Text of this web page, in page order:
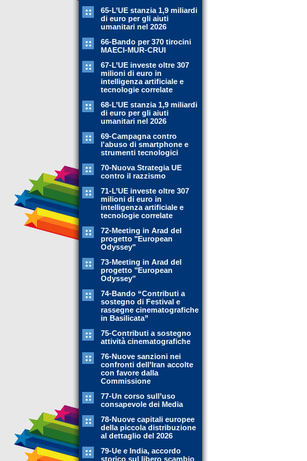
65-L’UE stanzia 1,9 miliardi
di euro per gli aiuti
umanitari nel 2026
66-Bando per 370 tirocini
MAECI-MUR-CRUI
67-L’UE investe oltre 307
milioni di euro in
intelligenza artificiale e
tecnologie correlate
68-L’UE stanzia 1,9 miliardi
di euro per gli aiuti
umanitari nel 2026
69-Campagna contro
l'abuso di smartphone e
strumenti tecnologici
70-Nuova Strategia UE
contro il razzismo
71-L’UE investe oltre 307
milioni di euro in
intelligenza artificiale e
tecnologie correlate
72-Meeting in Arad del
progetto "European
Odyssey"
73-Meeting in Arad del
progetto "European
Odyssey"
74-Bando “Contributi a
sostegno di Festival e
rassegne cinematografiche
in Basilicata”
75-Contributi a sostegno
attività cinematografiche
76-Nuove sanzioni nei
confronti dell’Iran accolte
con favore dalla
Commissione
77-Un corso sull’uso
consapevole dei Media
78-Nuove capitali europee
della piccola distribuzione
al dettaglio del 2026
79-Ue e India, accordo
storico sul libero scambio